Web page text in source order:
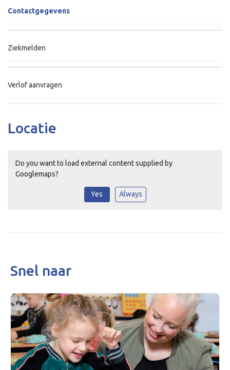
Contactgegevens
Ziekmelden
Verlof aanvragen
Locatie
Do you want to load external content supplied by
Googlemaps?
Yes Always
Snel naar